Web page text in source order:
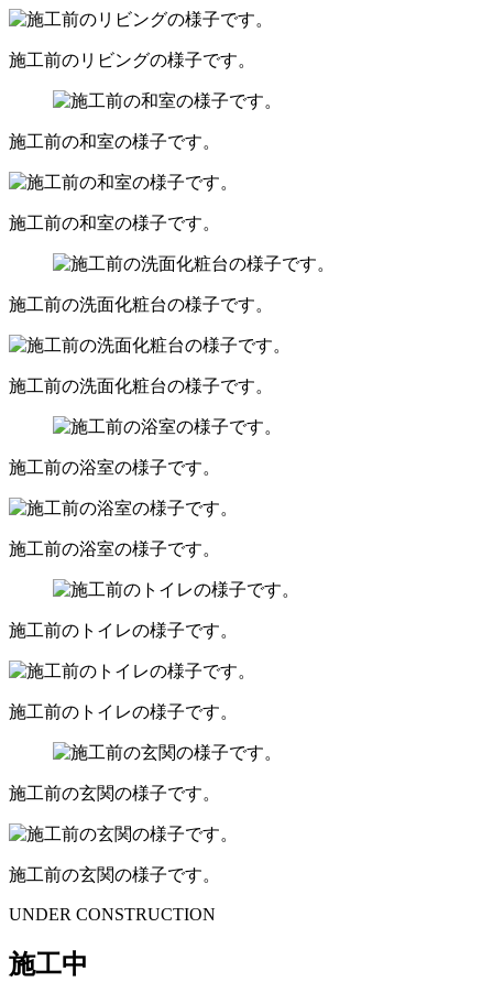
施工前のリビングの様子です。
施工前の和室の様子です。
施工前の和室の様子です。
施工前の洗面化粧台の様子です。
施工前の洗面化粧台の様子です。
施工前の浴室の様子です。
施工前の浴室の様子です。
施工前のトイレの様子です。
施工前のトイレの様子です。
施工前の玄関の様子です。
施工前の玄関の様子です。
UNDER CONSTRUCTION
施工中